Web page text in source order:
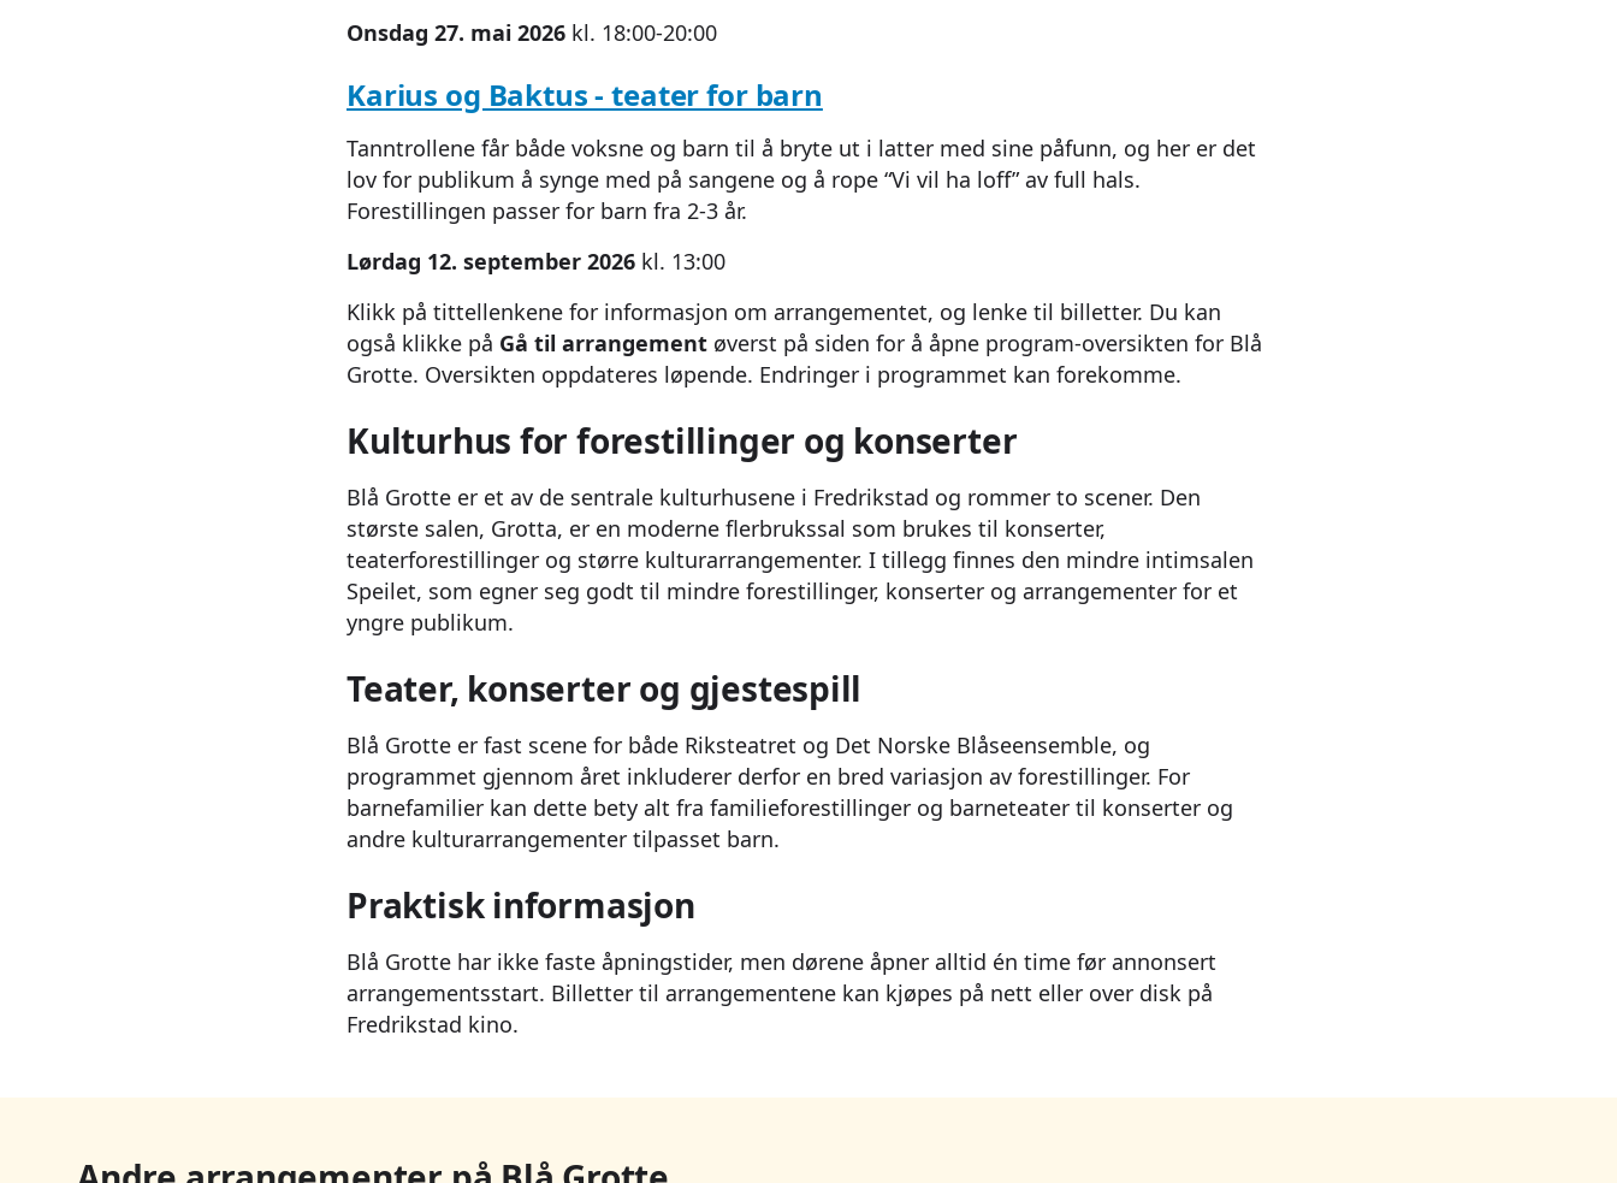
Onsdag 27. mai 2026 kl. 18:00-20:00
Karius og Baktus - teater for barn
Tanntrollene får både voksne og barn til å bryte ut i latter med sine påfunn, og her er det
lov for publikum å synge med på sangene og å rope “Vi vil ha loff” av full hals.
Forestillingen passer for barn fra 2-3 år.
Lørdag 12. september 2026 kl. 13:00
Klikk på tittellenkene for informasjon om arrangementet, og lenke til billetter. Du kan
også klikke på Gå til arrangement øverst på siden for å åpne program-oversikten for Blå
Grotte. Oversikten oppdateres løpende. Endringer i programmet kan forekomme.
Kulturhus for forestillinger og konserter
Blå Grotte er et av de sentrale kulturhusene i Fredrikstad og rommer to scener. Den
største salen, Grotta, er en moderne flerbrukssal som brukes til konserter,
teaterforestillinger og større kulturarrangementer. I tillegg finnes den mindre intimsalen
Speilet, som egner seg godt til mindre forestillinger, konserter og arrangementer for et
yngre publikum.
Teater, konserter og gjestespill
Blå Grotte er fast scene for både Riksteatret og Det Norske Blåseensemble, og
programmet gjennom året inkluderer derfor en bred variasjon av forestillinger. For
barnefamilier kan dette bety alt fra familieforestillinger og barneteater til konserter og
andre kulturarrangementer tilpasset barn.
Praktisk informasjon
Blå Grotte har ikke faste åpningstider, men dørene åpner alltid én time før annonsert
arrangementsstart. Billetter til arrangementene kan kjøpes på nett eller over disk på
Fredrikstad kino.